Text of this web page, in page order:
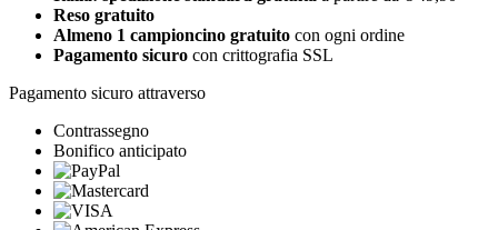
Reso gratuito
Almeno 1 campioncino gratuito con ogni ordine
Pagamento sicuro con crittografia SSL
Pagamento sicuro attraverso
Contrassegno
Bonifico anticipato